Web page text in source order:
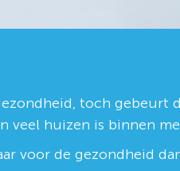
toch gebeurt
veel huizen is binnen
voor de gezondheid